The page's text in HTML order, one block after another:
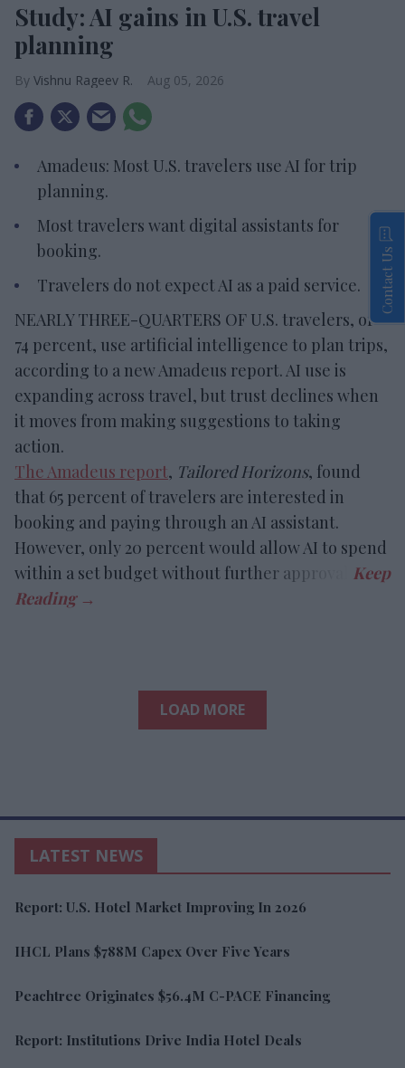
Study: AI gains in U.S. travel
planning
Vishnu Rageev R. Aug 05, 2026
Amadeus: Most U.S. travelers use AI for trip
planning.
Most travelers want digital assistants for
booking.
Travelers do not expect AI as a paid service.
NEARLY THREE-QUARTERS OF U.S. travelers, or
74 percent, use artificial intelligence to plan trips,
according to a new Amadeus report. AI use is
expanding across travel, but trust declines when
it moves from making suggestions to taking
action.
The Amadeus report, Tailored Horizons, found
that 65 percent of travelers are interested in
booking and paying through an AI assistant.
However, only 20 percent would allow AI to spend
within a set budget without further approval.
LOAD MORE
LATEST NEWS
Report: U.S. Hotel Market Improving In 2026
IHCL Plans $788M Capex Over Five Years
Peachtree Originates $56.4M C-PACE Financing
Report: Institutions Drive India Hotel Deals
Contact Us